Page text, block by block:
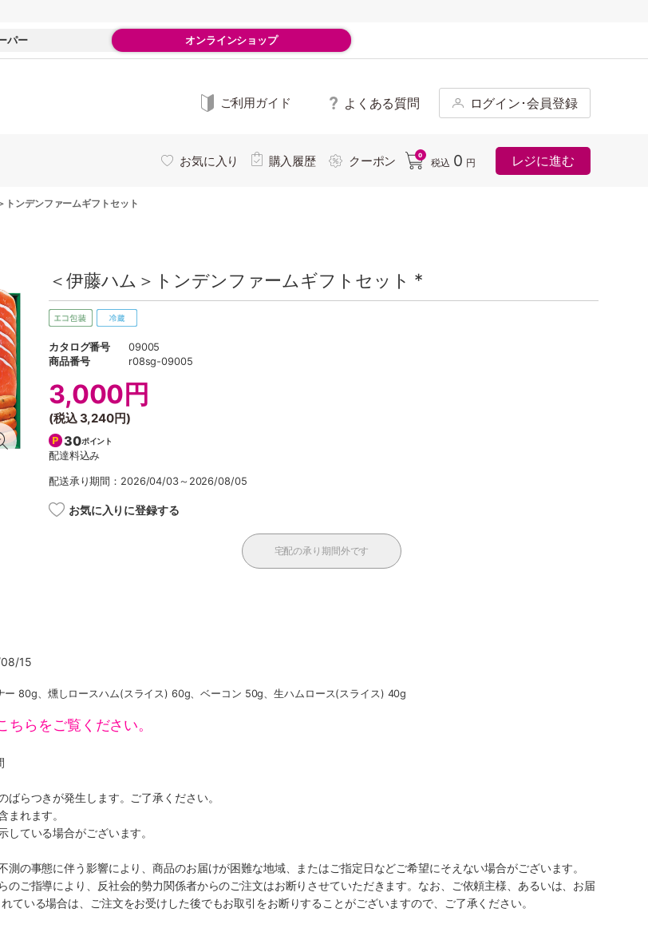
パー オンラインショップ
ご利用ガイド よくある質問 ログイン･会員登録
お気に入り 購入履歴 クーポン 0
税込 0 円 レジに進む
トンデンファームギフトセット
＜伊藤ハム＞トンデンファームギフトセット *
カタログ番号
09005
商品番号
r08sg-09005
3,000円
(税込 3,240円)
30ポイント
配達料込み
配送承り期間：2026/04/03～2026/08/05
お気に入りに登録する
宅配の承り期間外です
15
ー 80g、燻しロースハム(スライス) 60g、ベーコン 50g、生ハムロース(スライス) 40g
らをご覧ください。
らつきが発生します。ご了承ください。
れます。
ている場合がございます。
の事態に伴う影響により、商品のお届けが困難な地域、またはご指定日などご希望にそえない場合がございます。
のご指導により、反社会的勢力関係者からのご注文はお断りさせていただきます。なお、ご依頼主様、あるいは、お届
ている場合は、ご注文をお受けした後でもお取引をお断りすることがございますので、ご了承ください。